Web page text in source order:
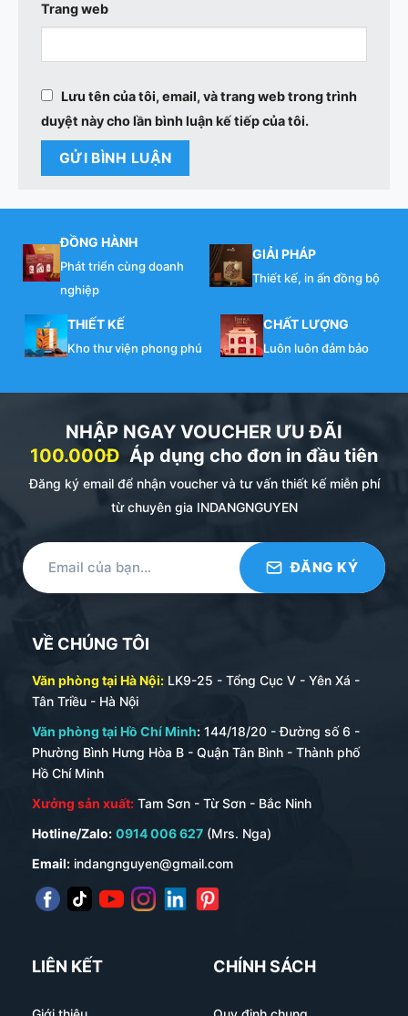
Trang web
Lưu tên của tôi, email, và trang web trong trình
duyệt này cho lần bình luận kế tiếp của tôi.
ĐỒNG HÀNH
Phát triển cùng doanh
nghiệp
GIẢI PHÁP
Thiết kế, in ấn đồng bộ
THIẾT KẾ
Kho thư viện phong phú
CHẤT LƯỢNG
Luôn luôn đảm bảo
NHẬP NGAY VOUCHER ƯU ĐÃI
100.000Đ Áp dụng cho đơn in đầu tiên
Đăng ký email để nhận voucher và tư vấn thiết kế miễn phí
từ chuyên gia INDANGNGUYEN
VỀ CHÚNG TÔI
Văn phòng tại Hà Nội: LK9-25 - Tổng Cục V - Yên Xá -
Tân Triều - Hà Nội
Văn phòng tại Hồ Chí Minh: 144/18/20 - Đường số 6 -
Phường Bình Hưng Hòa B - Quận Tân Bình - Thành phố
Hồ Chí Minh
Xưởng sản xuất: Tam Sơn - Từ Sơn - Bắc Ninh
Hotline/Zalo: 0914 006 627 (Mrs. Nga)
Email: indangnguyen@gmail.com
LIÊN KẾT CHÍNH SÁCH